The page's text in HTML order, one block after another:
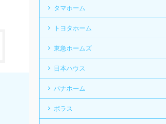
タマホーム
トヨタホーム
東急ホームズ
日本ハウス
パナホーム
ポラス